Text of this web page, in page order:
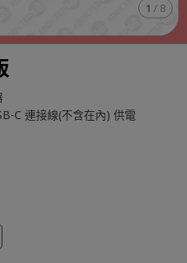
1 / 8
C 連接線(不含在內) 供電